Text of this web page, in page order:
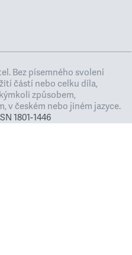
Bez písemného svolení
částí nebo celku díla,
způsobem,
v českém nebo jiném jazyce.
1801-1446